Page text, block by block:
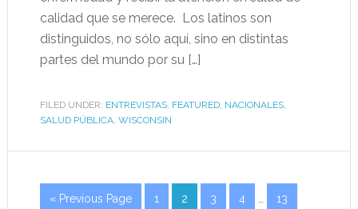
calidad que se merece. Los latinos son
distinguidos, no sólo aquí, sino en distintas
partes del mundo por su […]
FILED UNDER: ENTREVISTAS, FEATURED, NACIONALES,
SALUD PÚBLICA, WISCONSIN
« Previous Page 1 2 3 4 13